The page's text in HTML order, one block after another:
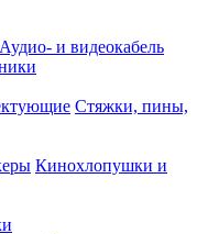
Аудио- и видеокабель
Стяжки, пины,
Кинохлопушки и